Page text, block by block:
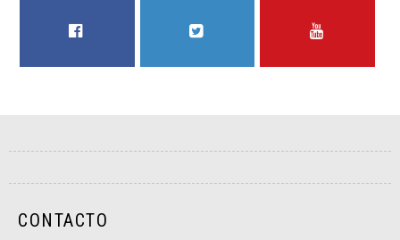
CONTACTO